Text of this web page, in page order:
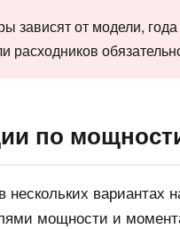
зависят от модели,
расходников
по
нескольких
мощности и